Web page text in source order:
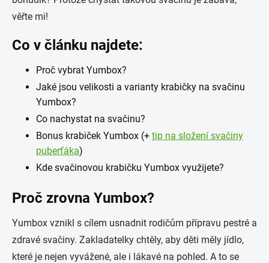
věřte mi!
Co v článku najdete:
Proč vybrat Yumbox?
Jaké jsou velikosti a varianty krabičky na svačinu
Yumbox?
Co nachystat na svačinu?
Bonus krabiček Yumbox (+ tip na složení svačiny
puberťáka)
Kde svačinovou krabičku Yumbox využijete?
Proč zrovna Yumbox?
Yumbox vznikl s cílem usnadnit rodičům přípravu pestré a
zdravé svačiny. Zakladatelky chtěly, aby děti měly jídlo,
které je nejen vyvážené, ale i lákavé na pohled. A to se